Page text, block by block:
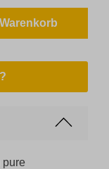
pure